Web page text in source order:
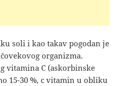
soli i kao takav pogodan je
organizma.
vitamina C (askorbinske
15-30 %, c vitamin u obliku